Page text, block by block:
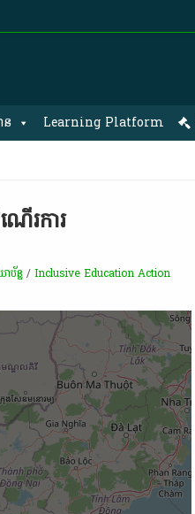
ន Learning Platform
ើរការ​
ប័ន្ន /Inclusive Education Action